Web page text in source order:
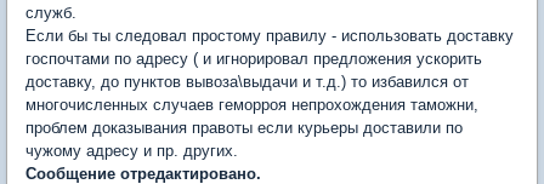
служб.
Если бы ты следовал простому правилу - использовать доставку
госпочтами по адресу ( и игнорировал предложения ускорить
доставку, до пунктов вывоза\выдачи и т.д.) то избавился от
многочисленных случаев геморроя непрохождения таможни,
проблем доказывания правоты если курьеры доставили по
чужому адресу и пр. других.
Сообщение отредактировано.